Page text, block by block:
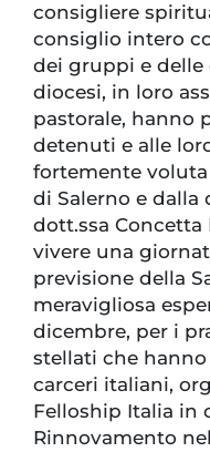
consigliere
consiglio intero
dei gruppi e
diocesi, in loro
pastorale, hanno
detenuti e alle
fortemente
di Salerno e dalla
dott.ssa Concetta
vivere una
previsione della
meravigliosa
dicembre, per i
stellati che
carceri italiani,
Felloship Italia in
Rinnovamento